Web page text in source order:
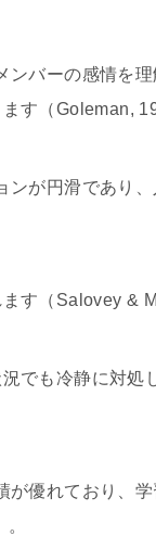
バーの感情を
す（Goleman,
が円滑であり
す（Salovey &
でも冷静に対処
優れており、